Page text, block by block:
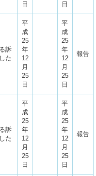
日
日
訴
た
平
成
25
年
12
月
25
日
平
成
25
年
12
月
25
日
報告
訴
た
平
成
25
年
12
月
25
日
平
成
25
年
12
月
25
日
報告